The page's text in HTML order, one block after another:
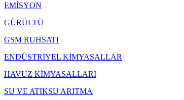
EMİSYON
GÜRÜLTÜ
GSM RUHSATI
ENDÜSTRİYEL KİMYASALLAR
HAVUZ KİMYASALLARI
SU VE ATIKSU ARITMA